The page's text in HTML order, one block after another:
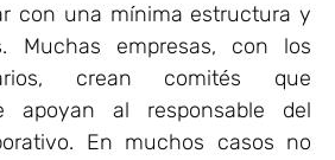
con una mínima estructura y
Muchas empresas, con los
crean comités que
apoyan al responsable del
En muchos casos no